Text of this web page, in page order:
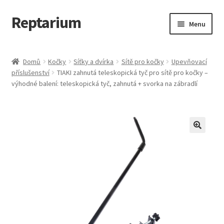
Přeskočit
na
Přejít
k
webu
Reptarium Menu
Košík
Domů Kočky Síťky a dvírka Sítě pro kočky
Upevňovací
příslušenství
TIAKI zahnutá teleskopická tyč pro sítě pro kočky –
výhodné balení: teleskopická tyč, zahnutá + svorka na zábradlí